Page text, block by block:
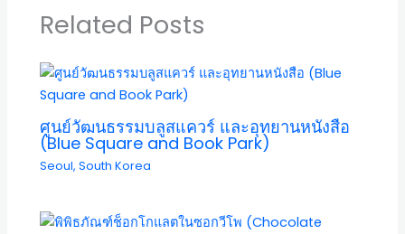
Related Posts
ศูนย์วัฒนธรรมบลูสแควร์ และอุทยานหนังสือ
(Blue Square and Book Park)
Seoul,South Korea